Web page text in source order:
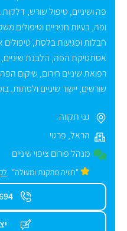
פה ושיניים, טיפול שורש, דלקות
ופה,בעיות חניכיים וטיפולים
חבלות ופגיעות בלסת, טיפולים
אסתטיקת הפה, הלבנת שיניים,
רפואת שיניים חירום, שיקום הפה
שורשים,יישור שיניים ולסתות,
גני תקווה
הראל, פרטי
מנהל פורום ציפוי שיניים
"חוויה מתקנת ומעולה"